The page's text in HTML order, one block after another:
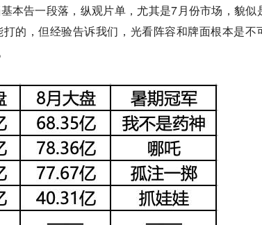
本告一段落，纵观片单，尤其是7月份市场，貌似
的，但经验告诉我们，光看阵容和牌面根本是不